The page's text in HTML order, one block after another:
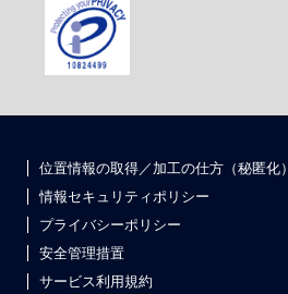
位置情報の取得／加工の仕方（秘匿化）
情報セキュリティポリシー
プライバシーポリシー
安全管理措置
サービス利用規約